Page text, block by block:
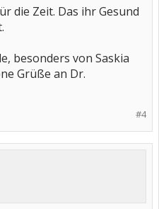
die Zeit. Das ihr Gesund
besonders von Saskia
Grüße an Dr.
#4